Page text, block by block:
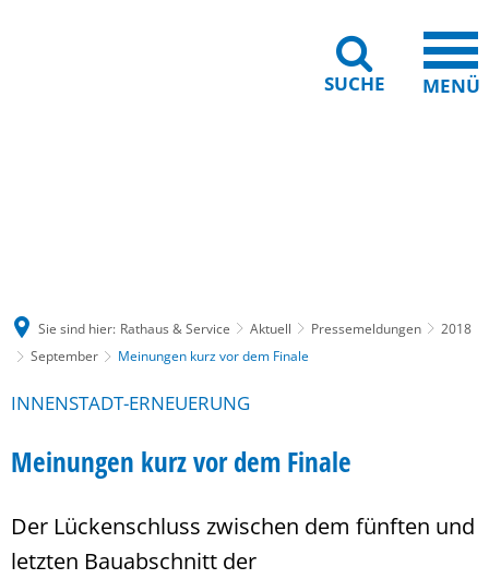
SUCHE MENÜ
Sie sind hier: Rathaus & Service Aktuell Pressemeldungen
2018
September
Meinungen kurz vor dem Finale
INNENSTADT-ERNEUERUNG
Meinungen kurz vor dem Finale
Der Lückenschluss zwischen dem fünften und
letzten Bauabschnitt der